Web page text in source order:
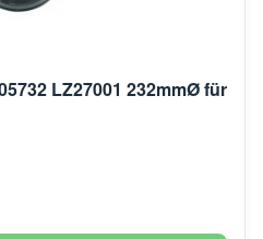
LZ27001 232mmØ für